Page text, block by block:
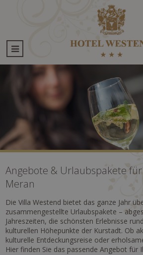
Angebote & Urlaubspakete
Meran
Die Villa Westend bietet das ganze Jahr
zusammengestellte Urlaubspakete –
Jahreszeiten, die schönsten Erlebnisse
kulturellen Höhepunkte der Kurstadt. Ob
kulturelle Entdeckungsreise oder
Hier finden Sie das passende Angebot für